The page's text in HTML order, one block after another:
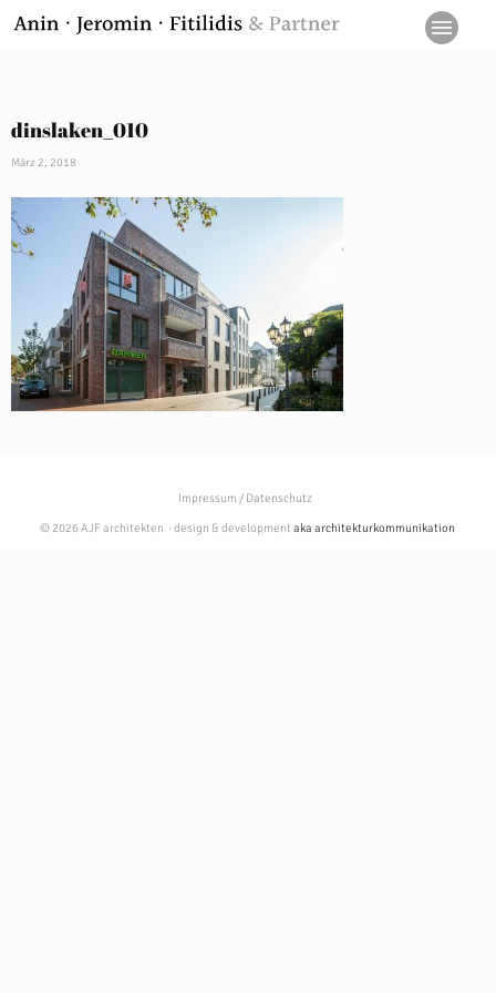
dinslaken_010
März 2, 2018
Impressum / Datenschutz
© 2026 AJF architekten · design & developmentaka architekturkommunikation